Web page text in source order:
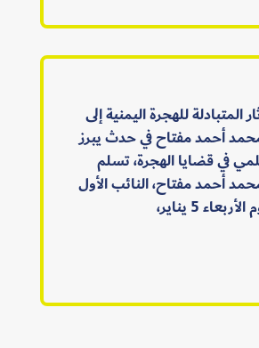
المتبادلة للهجرة اليمنية إلى
أحمد مفتاح في حدث يبرز
في قضايا الهجرة، تسلم
أحمد مفتاح، النائب الأول
5 يناير،